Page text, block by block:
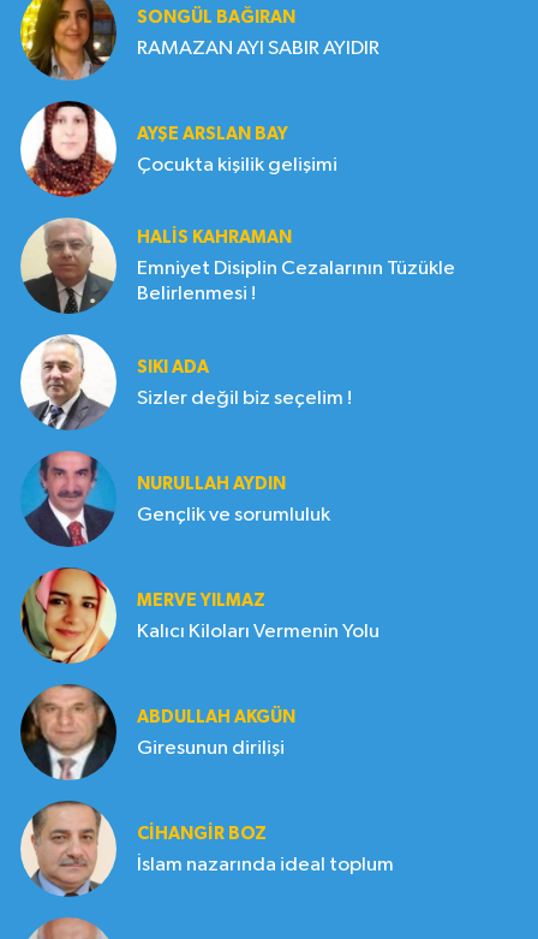
SONGÜL BAĞIRAN
RAMAZAN AYI SABIR AYIDIR
AYŞE ARSLAN BAY
Çocukta kişilik gelişimi
HALIS KAHRAMAN
Emniyet Disiplin Cezalarının Tüzükle
Belirlenmesi !
SIKI ADA
Sizler değil biz seçelim !
NURULLAH AYDIN
Gençlik ve sorumluluk
MERVE YILMAZ
Kalıcı Kiloları Vermenin Yolu
ABDULLAH AKGÜN
Giresunun dirilişi
CIHANGIR BOZ
İslam nazarında ideal toplum